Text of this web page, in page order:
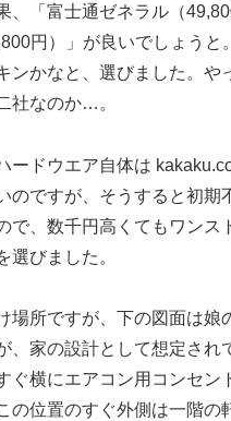
、「富士通ゼネラル（
円）」が良いでしょうと
ンかなと、選びました。や
社なのか…。
ードウエア自体は
のですが、そうすると初期
で、数千円高くてもワンス
選びました。
場所ですが、下の図面は娘
、家の設計として想定され
ぐ横にエアコン用コンセン
の位置のすぐ外側は一階の